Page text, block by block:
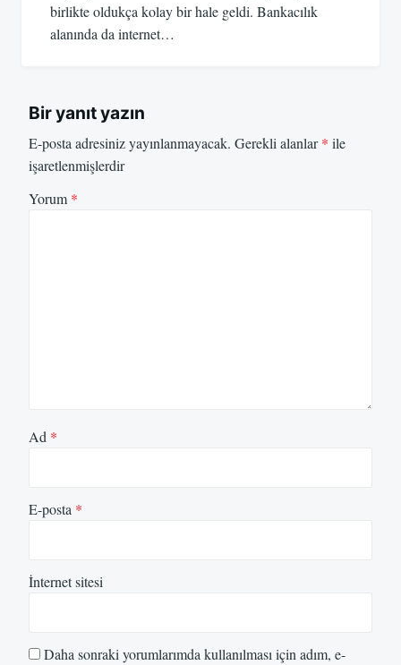
birlikte oldukça kolay bir hale geldi. Bankacılık
alanında da internet…
Bir yanıt yazın
E-posta adresiniz yayınlanmayacak. Gerekli alanlar* ile
işaretlenmişlerdir
Yorum *
Ad *
E-posta *
İnternet sitesi
Daha sonraki yorumlarımda kullanılması için adım, e-